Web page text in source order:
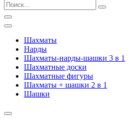
Шахматы
Нарды
Шахматы-нарды-шашки 3 в 1
Шахматные доски
Шахматные фигуры
Шахматы + шашки 2 в 1
Шашки